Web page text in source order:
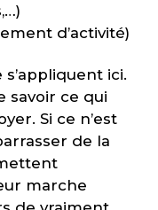
d’activité)
ici.
savoir ce qui
Si ce n’est
de la
marche